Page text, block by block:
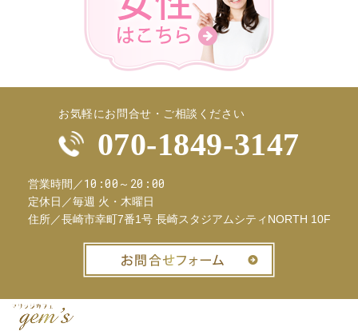
お気軽にお問合せ・ご相談ください
070-1849-3147
営業時間／10:00～20:00
定休日／毎週 火・木曜日
住所／長崎市幸町7番1号 長崎スタジアムシティNORTH 10F